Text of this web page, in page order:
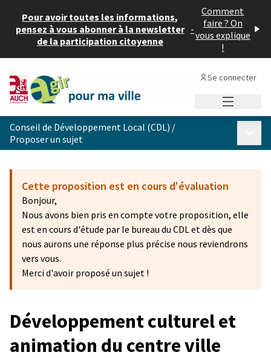
Pour avoir toutes les informations,
pensez à vous abonner à la newsletter
de la participation citoyenne
-
Comment
faire ? On
vous explique
!
Se connecter
Conseil de Développement Local (CDL) /
Proposer un sujet
Cette proposition est en cours d'évaluation
Bonjour,
Nous avons bien pris en compte votre proposition, elle
est en cours d'étude par le bureau du CDL et dès que
nous aurons une réponse plus précise nous reviendrons
vers vous.
Merci d'avoir proposé un sujet !
Développement culturel et
animation du centre ville